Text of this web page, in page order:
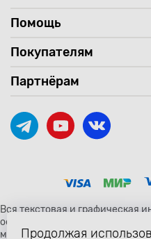
Помощь
Покупателям
Партнёрам
Вся текстовая и графическая
оформление страницы
международными законами и
Продолжая